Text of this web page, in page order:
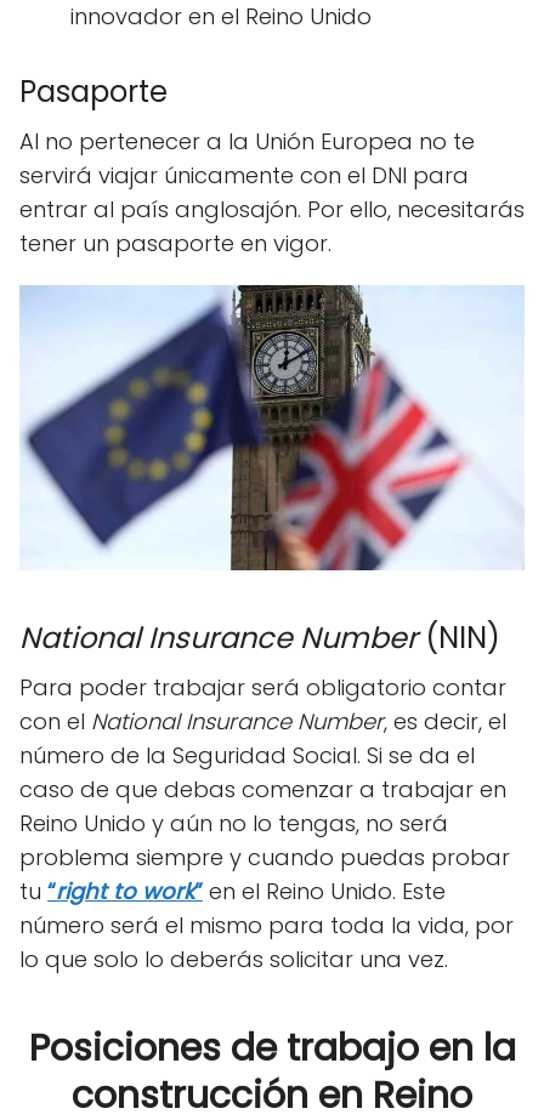
innovador en el Reino Unido
Pasaporte
Al no pertenecer a la Unión Europea no te
servirá viajar únicamente con el DNI para
entrar al país anglosajón. Por ello, necesitarás
tener un pasaporte en vigor.
National Insurance Number(NIN)
Para poder trabajar será obligatorio contar
con el National Insurance Number, es decir, el
número de la Seguridad Social. Si se da el
caso de que debas comenzar a trabajar en
Reino Unido y aún no lo tengas, no será
problema siempre y cuando puedas probar
tu “right to work”en el Reino Unido. Este
número será el mismo para toda la vida, por
lo que solo lo deberás solicitar una vez.
Posiciones de trabajo en la
construcción en Reino